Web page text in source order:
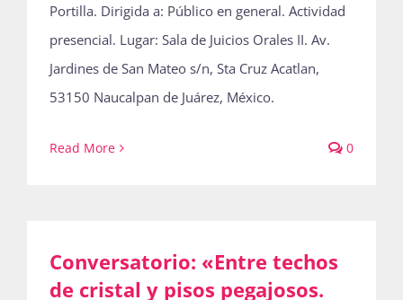
Portilla. Dirigida a: Público en general. Actividad
presencial. Lugar: Sala de Juicios Orales II. Av.
Jardines de San Mateo s/n, Sta Cruz Acatlan,
53150 Naucalpan de Juárez, México.
Read More 0
Conversatorio: «Entre techos
de cristal y pisos pegajosos.